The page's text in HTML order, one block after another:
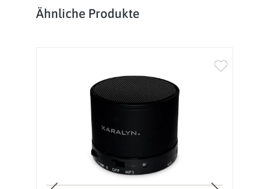
Produktgalerie überspringen
Ähnliche Produkte